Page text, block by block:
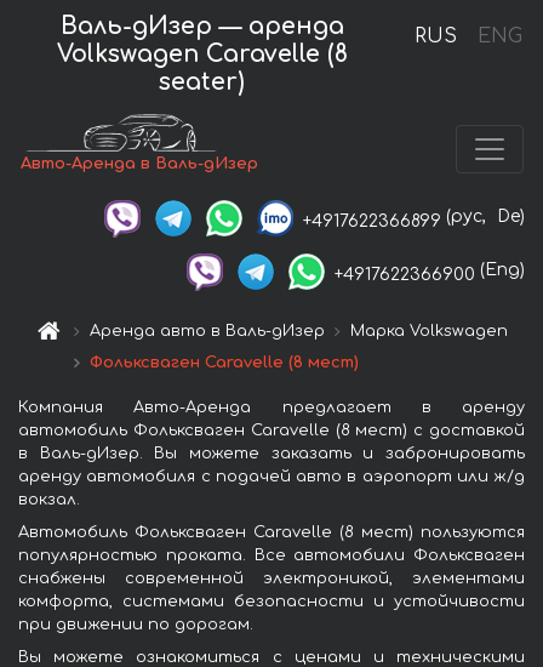
RUS ENG
Валь-дИзер — аренда
Volkswagen Caravelle (8
seater)
Авто-Аренда в Валь-дИзер
+4917622366899 (рус, De)
+4917622366900 (Eng)
Аренда авто в Валь-дИзер
Марка Volkswagen
Фольксваген Caravelle (8 мест)
Компания Авто-Аренда предлагает в аренду
автомобиль Фольксваген Caravelle (8 мест) с доставкой
в Валь-дИзер. Вы можете заказать и забронировать
аренду автомобиля с подачей авто в аэропорт или ж/д
вокзал.
Автомобиль Фольксваген Caravelle (8 мест) пользуются
популярностью проката. Все автомобили Фольксваген
снабжены современной электроникой, элементами
комфорта, системами безопасности и устойчивости
при движении по дорогам.
Вы можете ознакомиться с ценами и техническими